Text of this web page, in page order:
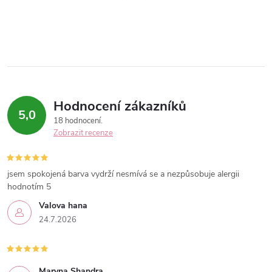
5,0 Hodnocení zákazníků
18 hodnocení
Zobrazit recenze
Valova hana
24.7.2026
jsem spokojená barva vydrží nesmívá se a nezpůsobuje alergii
hodnotím 5